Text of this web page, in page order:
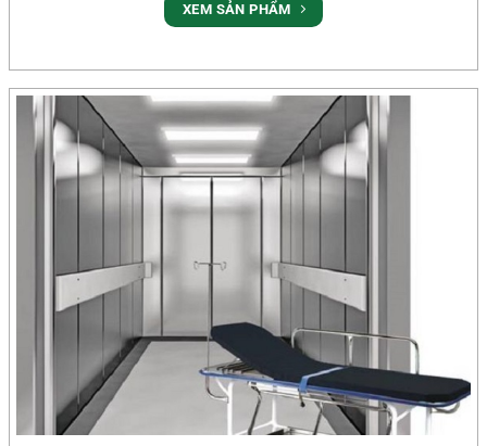
XEM SẢN PHẨM